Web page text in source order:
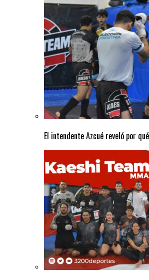
El intendente Azcué reveló por